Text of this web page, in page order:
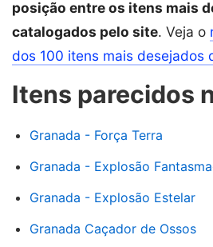
posição entre os itens mais
catalogados pelo site. Veja o
dos 100 itens mais desejados
Itens parecidos
Granada - Força Terra
Granada - Explosão
Granada - Explosão Estelar
Granada Caçador de Ossos